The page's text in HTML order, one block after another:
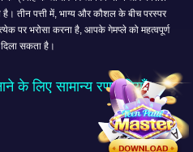
रूप से बढ़ा सकता है और अधिक सुसंगत जीत दिला सकता है।
लिए सामान्य रणनीतियाँ